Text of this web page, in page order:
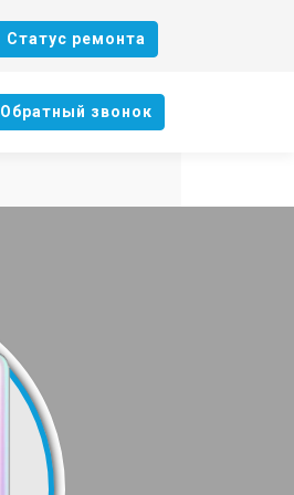
Cтатус ремонта
Oбратный звонок